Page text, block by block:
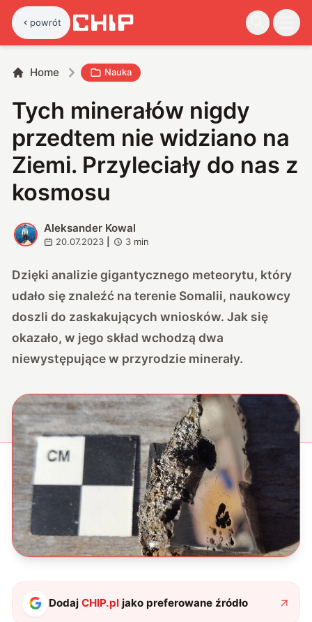
powrót
Home Nauka
Tych minerałów nigdy
przedtem nie widziano na
Ziemi. Przyleciały do nas z
kosmosu
A
Aleksander Kowal
20.07.2023 3 min
Dzięki analizie gigantycznego meteorytu, który
udało się znaleźć na terenie Somalii, naukowcy
doszli do zaskakujących wniosków. Jak się
okazało, w jego skład wchodzą dwa
niewystępujące w przyrodzie minerały.
DodajCHIP.pl jako preferowane źródło